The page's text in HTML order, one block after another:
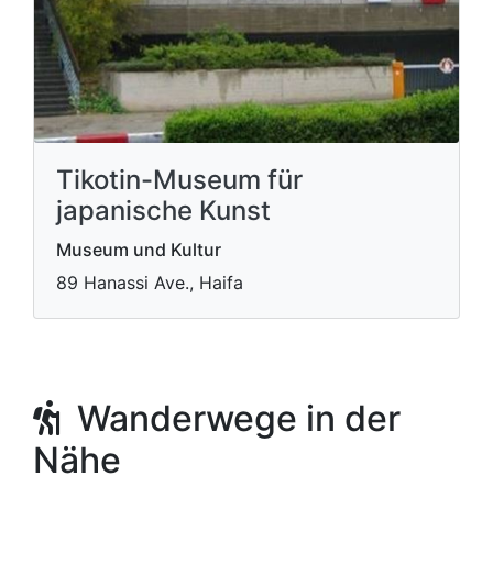
Tikotin-Museum für
japanische Kunst
Museum und Kultur
89 Hanassi Ave., Haifa
Wanderwege in der
Nähe